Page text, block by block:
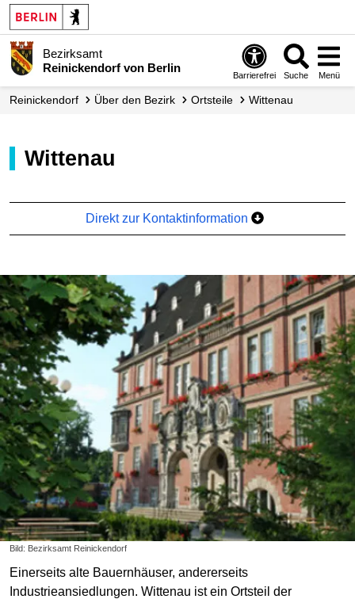
Bezirksamt
Reinickendorf von Berlin
Barrierefrei Suche Menü
Reinickendorf Über den Bezirk Ortsteile Wittenau
Wittenau
Direkt zur Kontaktinformation
Bild: Bezirksamt Reinickendorf
Einerseits alte Bauernhäuser, andererseits
Industrieansiedlungen. Wittenau ist ein Ortsteil der